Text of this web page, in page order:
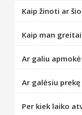
Kaip žinoti ar
Kaip man
Ar galiu
Ar galėsiu
Per kiek laiko